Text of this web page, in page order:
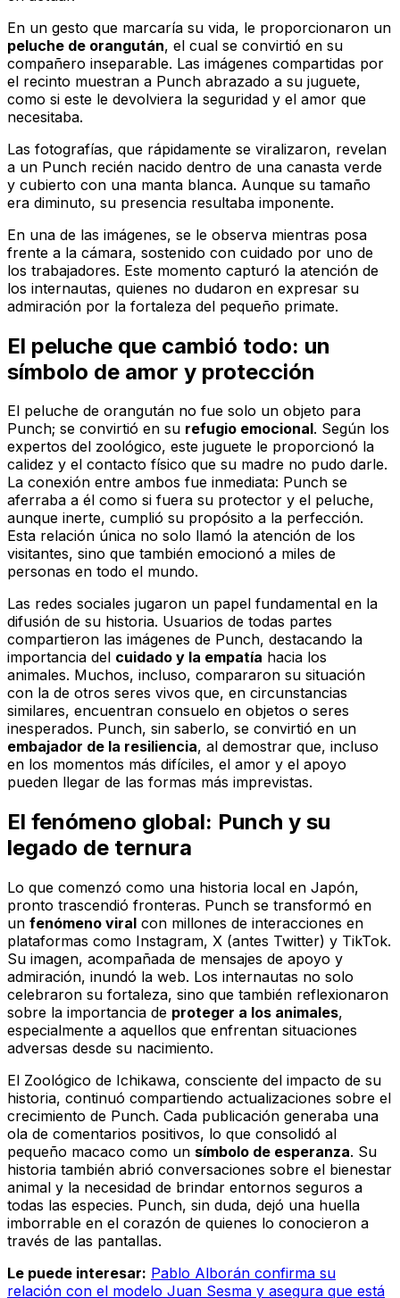
En un gesto que marcaría su vida, le proporcionaron un
peluche de orangután, el cual se convirtió en su
compañero inseparable. Las imágenes compartidas por
el recinto muestran a Punch abrazado a su juguete,
como si este le devolviera la seguridad y el amor que
necesitaba.
Las fotografías, que rápidamente se viralizaron, revelan
a un Punch recién nacido dentro de una canasta verde
y cubierto con una manta blanca. Aunque su tamaño
era diminuto, su presencia resultaba imponente.
En una de las imágenes, se le observa mientras posa
frente a la cámara, sostenido con cuidado por uno de
los trabajadores. Este momento capturó la atención de
los internautas, quienes no dudaron en expresar su
admiración por la fortaleza del pequeño primate.
El peluche que cambió todo: un
símbolo de amor y protección
El peluche de orangután no fue solo un objeto para
Punch; se convirtió en su refugio emocional. Según los
expertos del zoológico, este juguete le proporcionó la
calidez y el contacto físico que su madre no pudo darle.
La conexión entre ambos fue inmediata: Punch se
aferraba a él como si fuera su protector y el peluche,
aunque inerte, cumplió su propósito a la perfección.
Esta relación única no solo llamó la atención de los
visitantes, sino que también emocionó a miles de
personas en todo el mundo.
Las redes sociales jugaron un papel fundamental en la
difusión de su historia. Usuarios de todas partes
compartieron las imágenes de Punch, destacando la
importancia del cuidado y la empatía hacia los
animales. Muchos, incluso, compararon su situación
con la de otros seres vivos que, en circunstancias
similares, encuentran consuelo en objetos o seres
inesperados. Punch, sin saberlo, se convirtió en un
embajador de la resiliencia, al demostrar que, incluso
en los momentos más difíciles, el amor y el apoyo
pueden llegar de las formas más imprevistas.
El fenómeno global: Punch y su
legado de ternura
Lo que comenzó como una historia local en Japón,
pronto trascendió fronteras. Punch se transformó en
un fenómeno viral con millones de interacciones en
plataformas como Instagram, X (antes Twitter) y TikTok.
Su imagen, acompañada de mensajes de apoyo y
admiración, inundó la web. Los internautas no solo
celebraron su fortaleza, sino que también reflexionaron
sobre la importancia de proteger a los animales,
especialmente a aquellos que enfrentan situaciones
adversas desde su nacimiento.
El Zoológico de Ichikawa, consciente del impacto de su
historia, continuó compartiendo actualizaciones sobre el
crecimiento de Punch. Cada publicación generaba una
ola de comentarios positivos, lo que consolidó al
pequeño macaco como un símbolo de esperanza. Su
historia también abrió conversaciones sobre el bienestar
animal y la necesidad de brindar entornos seguros a
todas las especies. Punch, sin duda, dejó una huella
imborrable en el corazón de quienes lo conocieron a
través de las pantallas.
Le puede interesar: Pablo Alborán confirma su
relación con el modelo Juan Sesma y asegura que está